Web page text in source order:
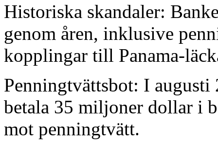
Historiska skandaler:
genom åren, inklusive
kopplingar till Panama-
Penningtvättsbot: I augusti
betala 35 miljoner dollar i
mot penningtvätt.